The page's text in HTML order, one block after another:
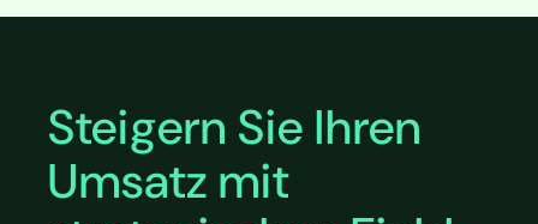
Steigern Sie Ihren
Umsatz mit